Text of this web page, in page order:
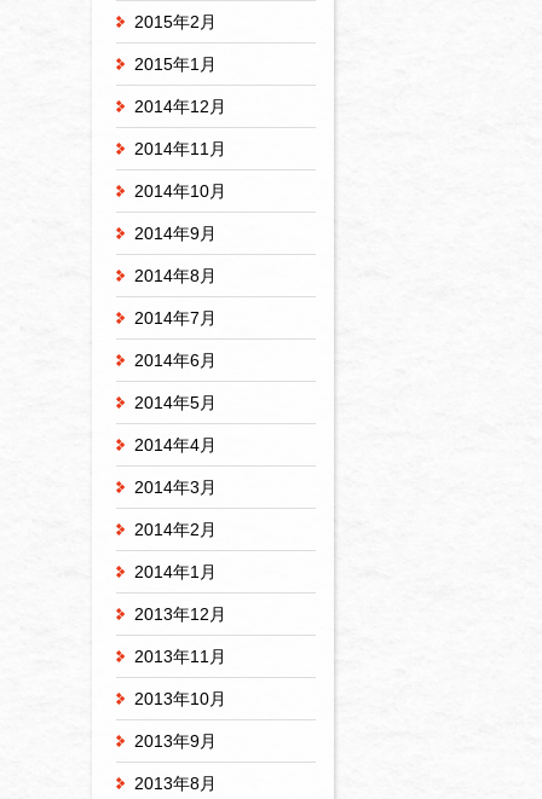
2015年2月
2015年1月
2014年12月
2014年11月
2014年10月
2014年9月
2014年8月
2014年7月
2014年6月
2014年5月
2014年4月
2014年3月
2014年2月
2014年1月
2013年12月
2013年11月
2013年10月
2013年9月
2013年8月